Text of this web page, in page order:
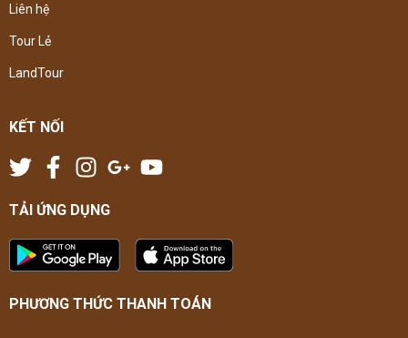
Liên hệ
Tour Lẻ
LandTour
KẾT NỐI
TẢI ỨNG DỤNG
PHƯƠNG THỨC THANH TOÁN